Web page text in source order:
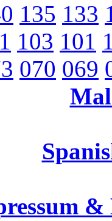
135 133
103 101
070 069